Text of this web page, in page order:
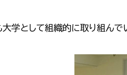
学として組織的に取り組んで